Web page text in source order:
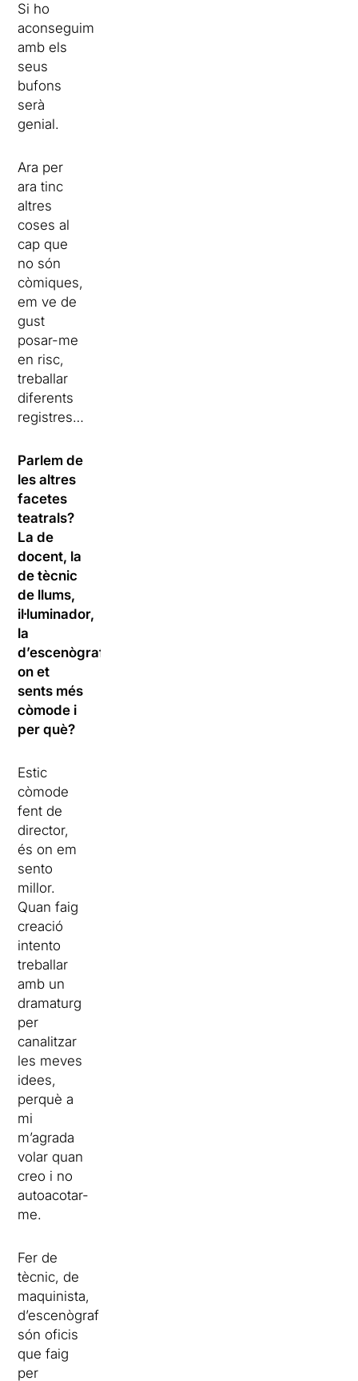
Si ho
aconseguim
amb els
seus
bufons
serà
genial.
Ara per
ara tinc
altres
coses al
cap que
no són
còmiques,
em ve de
gust
posar-me
en risc,
treballar
diferents
registres…
Parlem de
les altres
facetes
teatrals?
La de
docent, la
de tècnic
de llums,
il·luminador,
la
d’escenògraf…
on et
sents més
còmode i
per què?
Estic
còmode
fent de
director,
és on em
sento
millor.
Quan faig
creació
intento
treballar
amb un
dramaturg
per
canalitzar
les meves
idees,
perquè a
mi
m’agrada
volar quan
creo i no
autoacotar-
me.
Fer de
tècnic, de
maquinista,
d’escenògraf
són oficis
que faig
per